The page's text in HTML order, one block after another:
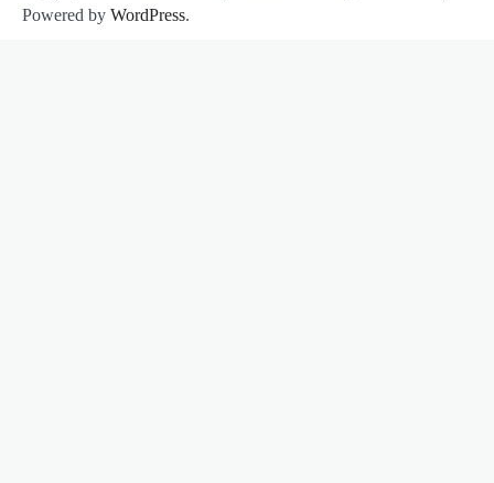
Powered by WordPress.